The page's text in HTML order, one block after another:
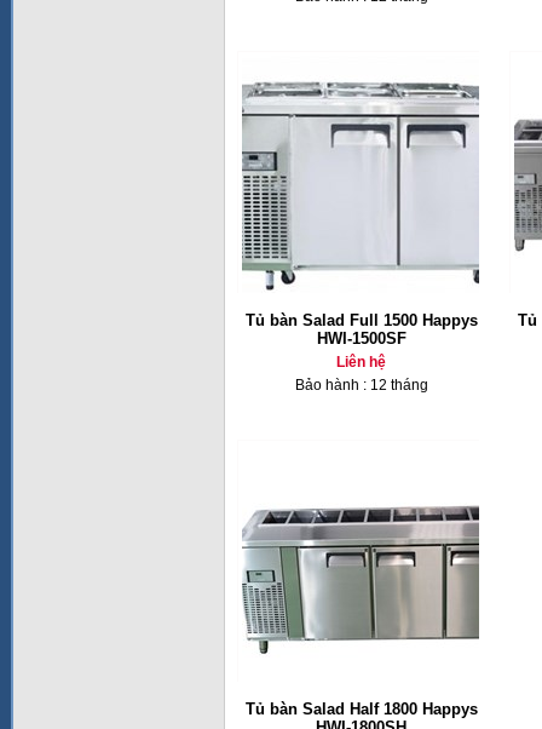
Tủ bàn Salad Full 1500 Happys
HWI-1500SF
Liên hệ
Bảo hành : 12 tháng
Tủ
Tủ bàn Salad Half 1800 Happys